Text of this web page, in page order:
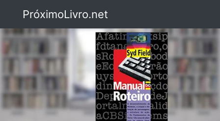
PróximoLivro.net